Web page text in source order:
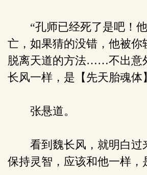
“孔师已经死了是吧！他
亡，如果猜的没错，他被你
脱离天道的方法……不出意
长风一样，是【先天胎魂体
张悬道。
看到魏长风，就明白过
保持灵智，应该和他一样，